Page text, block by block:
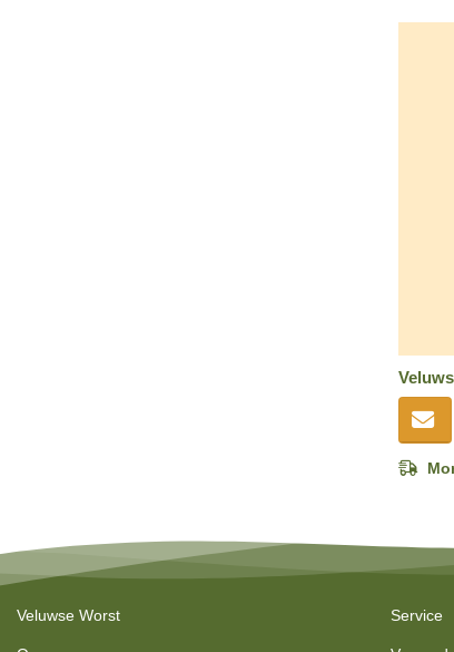
Veluwse Worst Service